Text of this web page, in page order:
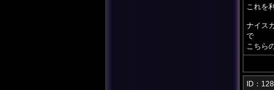
これを
ナイス
で
こちら
ID：